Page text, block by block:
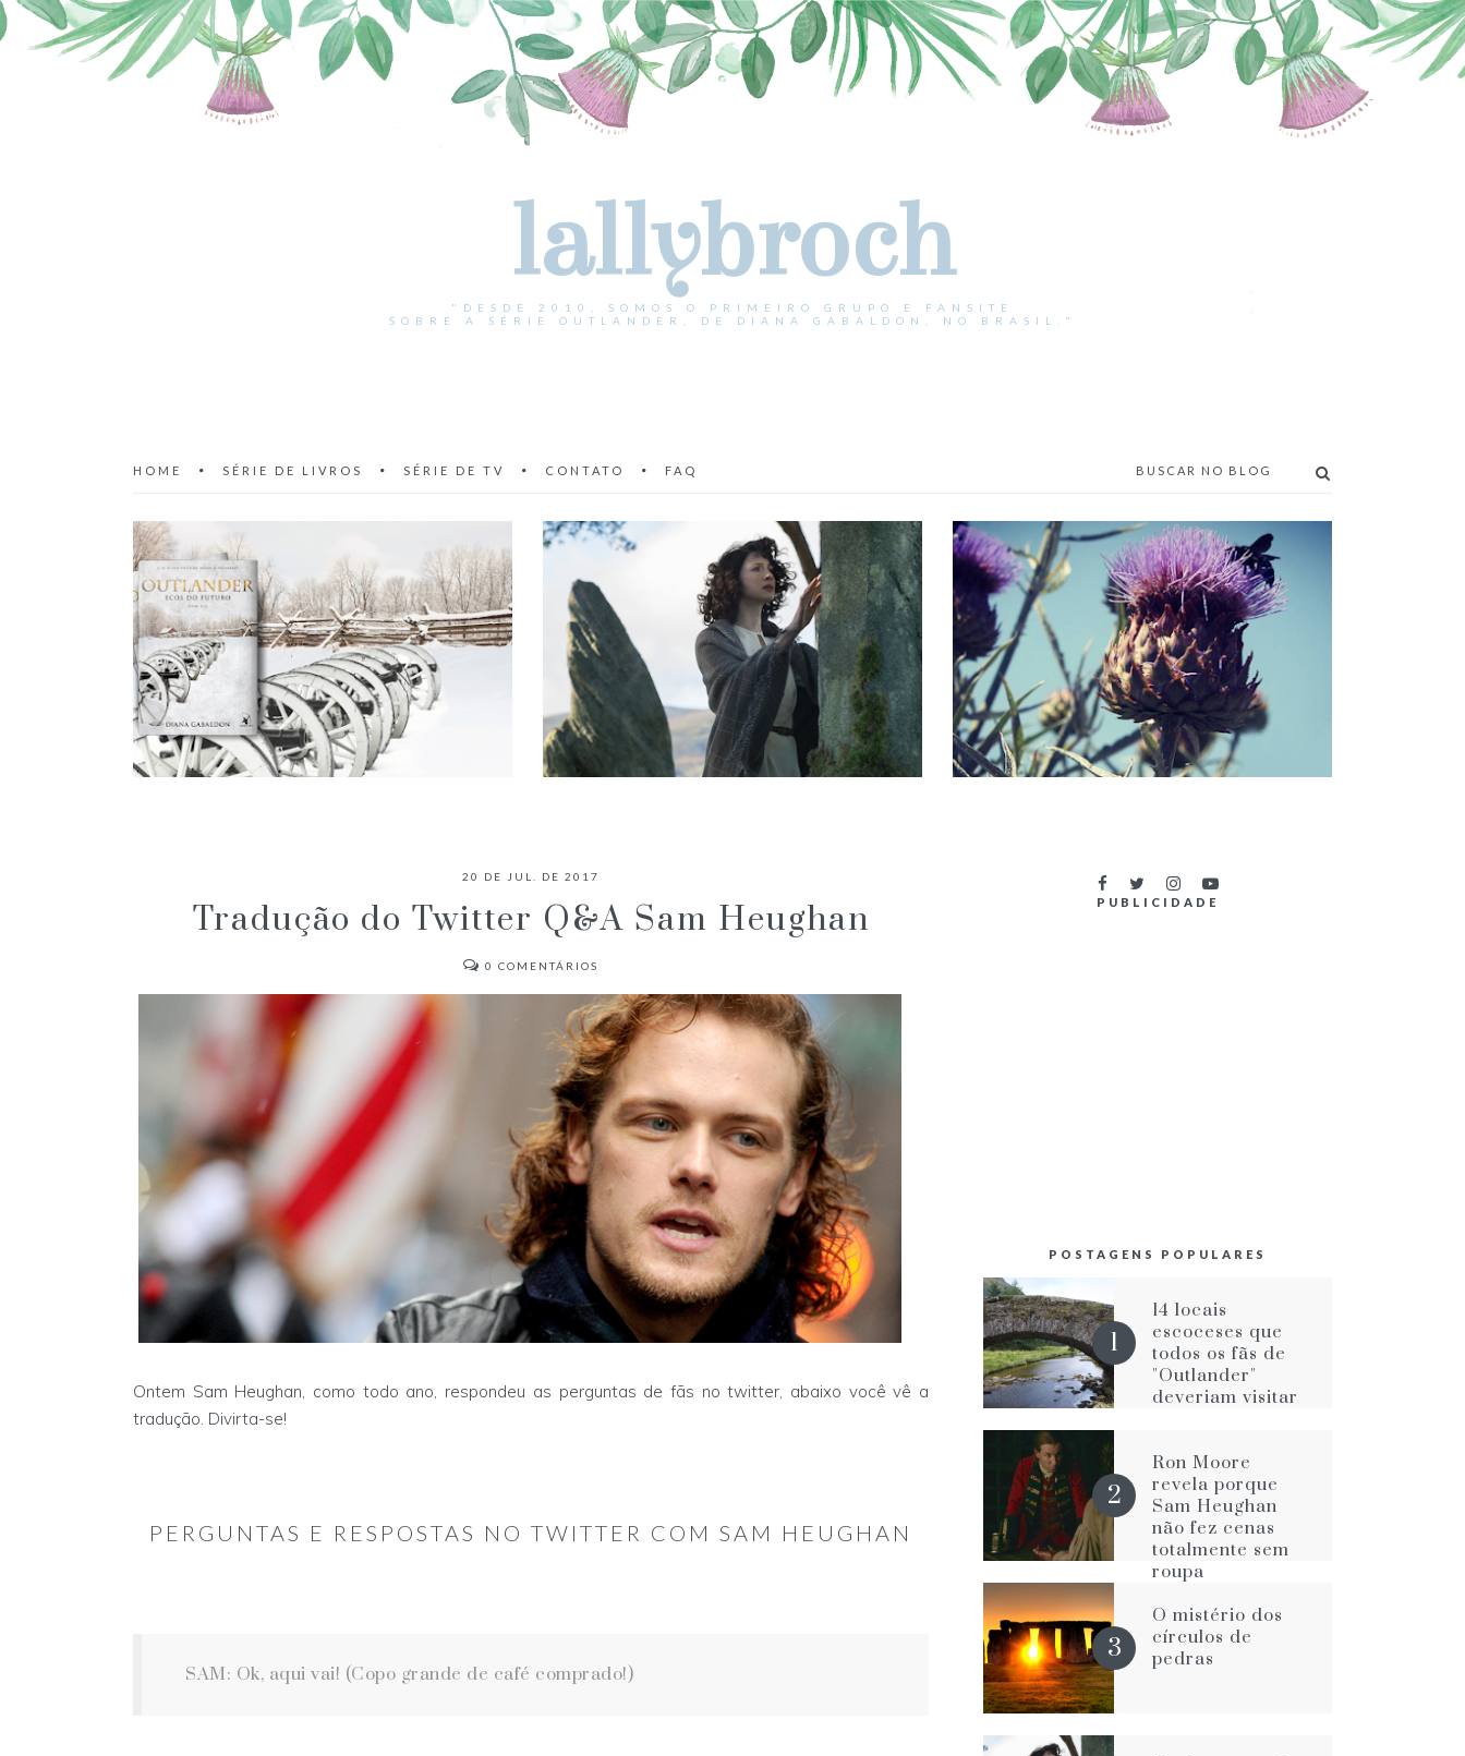
lallybroch
"DESDE 2010, SOMOS O PRIMEIRO GRUPO E FANSITE
SOBRE A SÉRIE OUTLANDER, DE DIANA GABALDON, NO BRASIL."
HOME SÉRIE DE LIVROS SÉRIE DE TV CONTATO FAQ
20 DE JUL. DE 2017
Tradução do Twitter Q&A Sam Heughan
0 COMENTÁRIOS
Ontem Sam Heughan, como todo ano, respondeu as perguntas de fãs no twitter, abaixo você vê a
tradução. Divirta-se!
PERGUNTAS E RESPOSTAS NO TWITTER COM SAM HEUGHAN
SAM: Ok, aqui vai! (Copo grande de café comprado!)
PUBLICIDADE
POSTAGENS POPULARES
14 locais
escoceses que
todos os fãs de
"Outlander"
deveriam visitar
Ron Moore
revela porque
Sam Heughan
não fez cenas
totalmente sem
roupa
O mistério dos
círculos de
pedras